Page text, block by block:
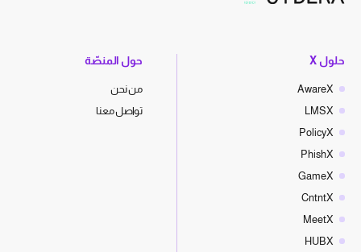
حلول X
AwareX
LMSX
PolicyX
PhishX
GameX
CntntX
MeetX
HUBX
حول المنصّة
من نحن
تواصل معنا